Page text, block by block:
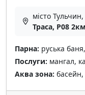
місто Тульчин,
Траса, Р08 2км
Парна: руська
Послуги: мангал,
Аква зона: